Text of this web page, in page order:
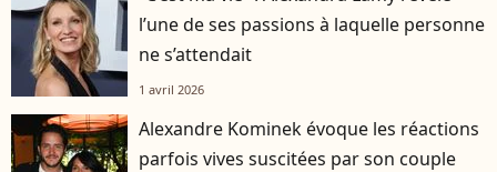
l’une de ses passions à laquelle personne
ne s’attendait
1 avril 2026
Alexandre Kominek évoque les réactions
parfois vives suscitées par son couple